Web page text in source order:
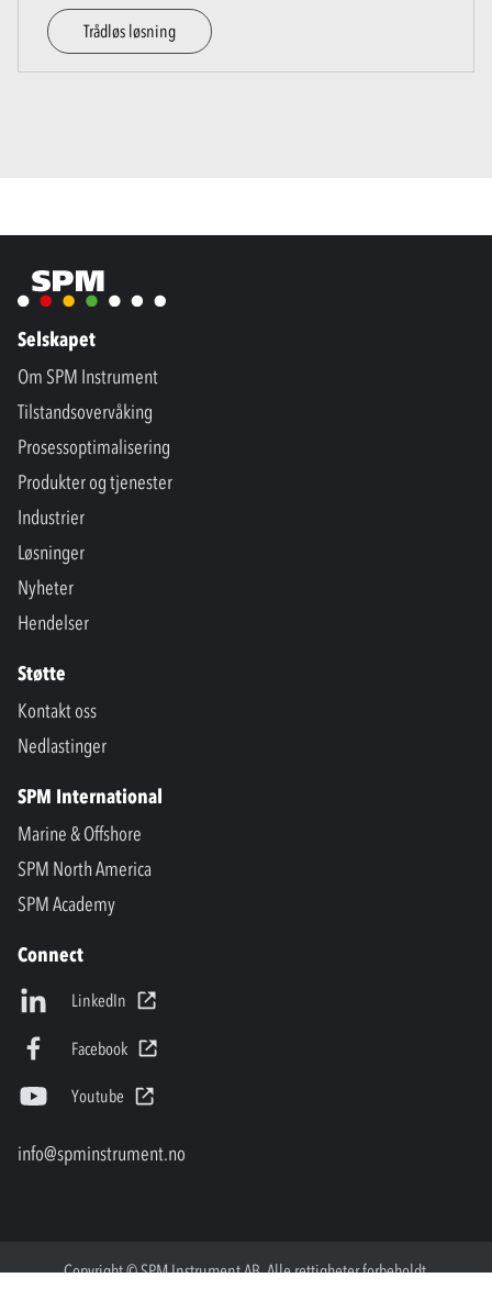
Trådløs løsning
Selskapet
Om SPM Instrument
Tilstandsovervåking
Prosessoptimalisering
Produkter og tjenester
Industrier
Løsninger
Nyheter
Hendelser
Støtte
Kontakt oss
Nedlastinger
SPM International
Marine & Offshore
SPM North America
SPM Academy
Connect
LinkedIn
Facebook
Youtube
info@spminstrument.no
Copyright © SPM Instrument AB. Alle rettigheter forbeholdt.